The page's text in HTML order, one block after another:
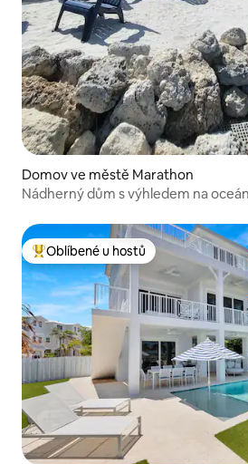
Domov ve městě Marathon
Nádherný dům s výhledem na
Nejlepší v kategorii Oblíbené u hostů
Oblíbené u hostů